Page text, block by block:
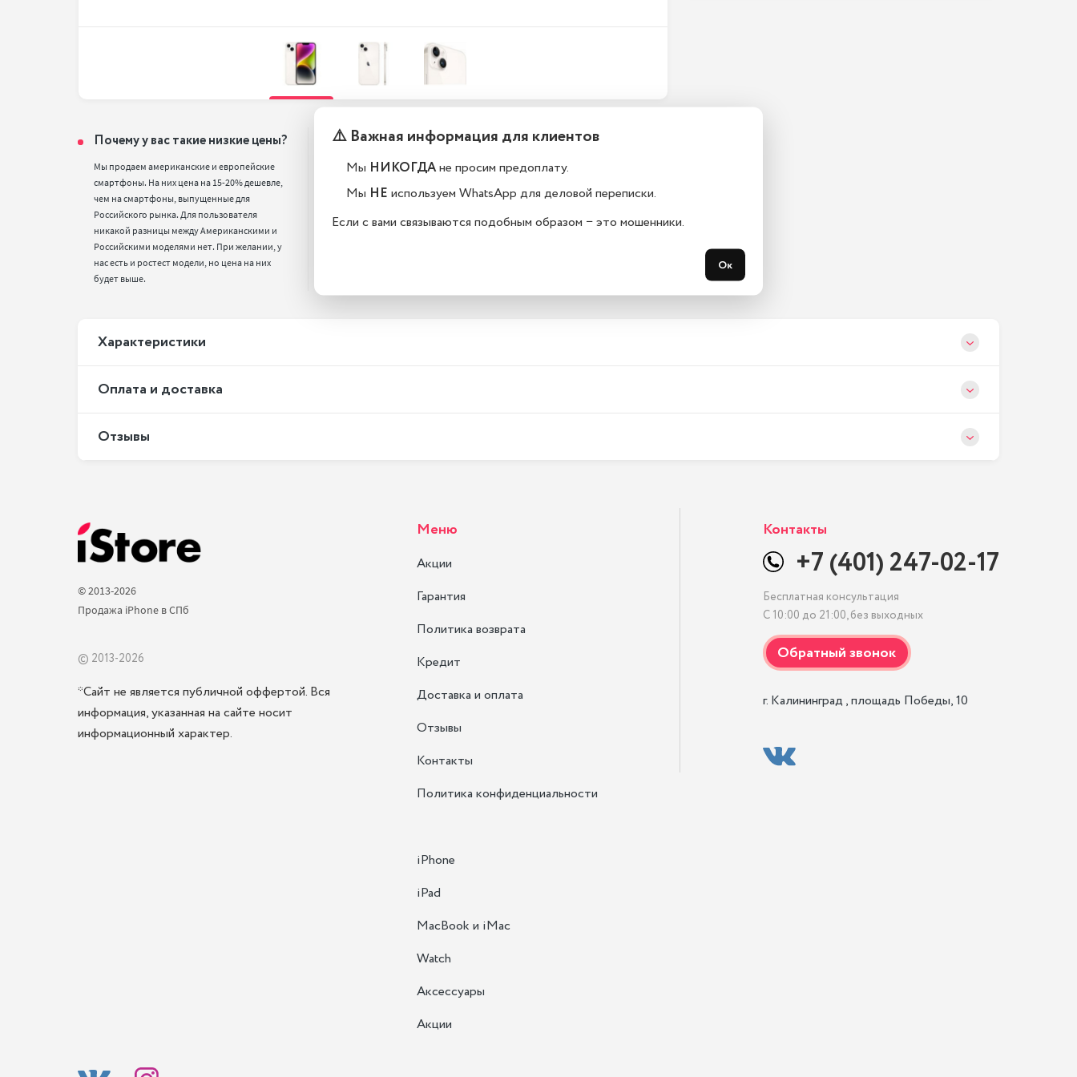
Почему у вас такие низкие цены?
Мы продаем американские и европейские
смартфоны. На них цена на 15-20% дешевле,
чем на смартфоны, выпущенные для
Российского рынка. Для пользователя
никакой разницы между Американскими и
Российскими моделями нет. При желании, у
нас есть и ростест модели, но цена на них
будет выше.
Телефоны новые или
восстановленные?
Все телефоны в kaliningrad.istoreapple.ru
полностью оригинальные, с полной
стандартной комплектацией.
Какой срок гарантии?
На всю технику, представленную у нас на
дней. Обмен и возврат возможен в течени
Xарактеристики
Оплата и доставка
Отзывы
© 2013-2026
Продажа iPhone в СПб
© 2013-2026
*Сайт не является публичной оффертой. Вся
информация, указанная на сайте носит
информационный характер.
Меню
Акции
Гарантия
Политика возврата
Кредит
Доставка и оплата
Отзывы
Контакты
Политика конфиденциальности
iPhone
iPad
MacBook и iMac
Watch
Аксессуары
Акции
Контакты
+7 (401) 247-02-17
Бесплатная консультация
С 10:00 до 21:00, без выходных
г. Калининград , площадь Победы, 10
⚠️ Важная информация для клиентов
Мы НИКОГДАне просим предоплату.
Мы НЕ используем WhatsApp для деловой переписки.
Если с вами связываются подобным образом − это мошенники.
Ок